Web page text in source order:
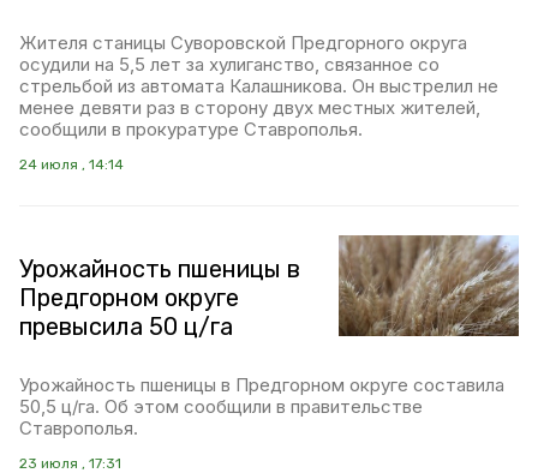
Жителя станицы Суворовской Предгорного округа
осудили на 5,5 лет за хулиганство, связанное со
стрельбой из автомата Калашникова. Он выстрелил не
менее девяти раз в сторону двух местных жителей,
сообщили в прокуратуре Ставрополья.
24 июля , 14:14
Урожайность пшеницы в
Предгорном округе
превысила 50 ц/га
Урожайность пшеницы в Предгорном округе составила
50,5 ц/га. Об этом сообщили в правительстве
Ставрополья.
23 июля , 17:31